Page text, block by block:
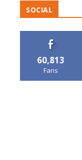
SOCIAL
60,813
Fans